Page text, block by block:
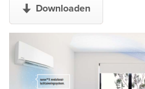
Downloaden